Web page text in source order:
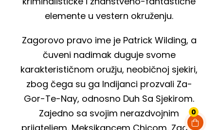
0
elemente u vestern okruženju.
Zagorovo pravo ime je Patrick Wilding, a
čuveni nadimak duguje svome
karakterističnom oružju, neobičnoj sjekiri,
zbog čega su ga Indijanci prozvali Za-
Gor-Te-Nay, odnosno Duh Sa Sjekirom.
Zajedno sa svojim nerazdvojnim